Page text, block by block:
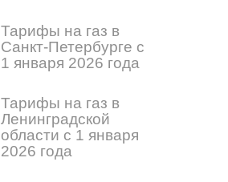
Тарифы на газ в
Санкт-Петербурге с
1 января 2026 года
Тарифы на газ в
Ленинградской
области с 1 января
2026 года